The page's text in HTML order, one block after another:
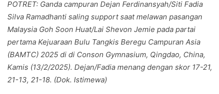
POTRET: Ganda campuran Dejan Ferdinansyah/Siti Fadia
Silva Ramadhanti saling support saat melawan pasangan
Malaysia Goh Soon Huat/Lai Shevon Jemie pada partai
pertama Kejuaraan Bulu Tangkis Beregu Campuran Asia
(BAMTC) 2025 di di Conson Gymnasium, Qingdao, China,
Kamis (13/2/2025). Dejan/Fadia menang dengan skor 17-21,
21-13, 21-18. (Dok. Istimewa)